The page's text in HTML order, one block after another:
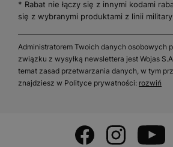
* Rabat nie łączy się z innymi kodami
się z wybranymi produktami z linii
Administratorem Twoich danych osobowych
związku z wysyłką newslettera jest Wojas
temat zasad przetwarzania danych, w tym
znajdziesz w Polityce prywatności: rozwiń